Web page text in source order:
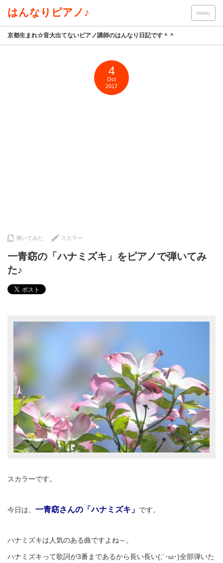
はんなりピアノ♪ menu
京都生まれ☆音大出てないピアノ講師のはんなり日記です＾＾
4
Oct
2017
弾いてみた スカラー
一青窈の「ハナミズキ」をピアノで弾いてみ
た♪
スカラーです。
今日は、 一青窈さんの「ハナミズキ」 です。
ハナミズキは人気のある曲ですよね～。
ハナミズキって歌詞が3番まであるから長い長い(;´･ω･)全部弾いた